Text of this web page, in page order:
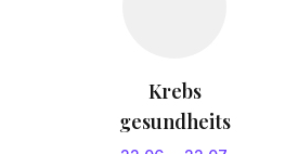
Krebs
gesundheits